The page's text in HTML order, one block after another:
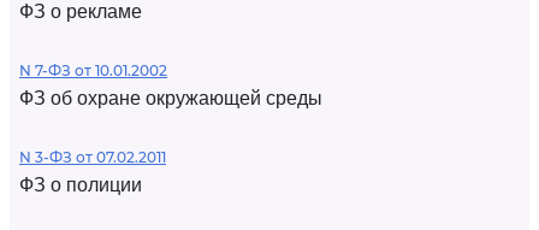
ФЗ о рекламе
N 7-ФЗ от 10.01.2002
ФЗ об охране окружающей среды
N 3-ФЗ от 07.02.2011
ФЗ о полиции